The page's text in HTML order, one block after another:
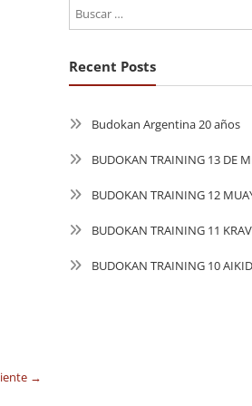
→
Recent Posts
Budokan Argentina 20 años
BUDOKAN TRAINING 13 DE
BUDOKAN TRAINING 12
BUDOKAN TRAINING 11
BUDOKAN TRAINING 10